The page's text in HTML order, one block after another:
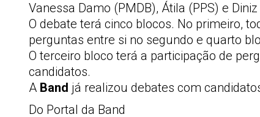
Vanessa Damo (PMDB), Átila (PPS) e
O debate terá cinco blocos. No primeiro,
perguntas entre si no segundo e quarto
O terceiro bloco terá a participação de
candidatos.
A Band já realizou debates com
Do Portal da Band